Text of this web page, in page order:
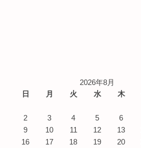
2026年8月
日
月 火 水 木
2
3 4 5 6
9
10 11 12 13
16
17 18 19 20